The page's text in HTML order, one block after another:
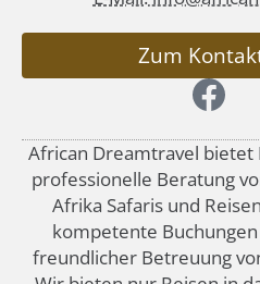
Zum
African Dreamtravel bietet
professionelle Beratung
Afrika Safaris und
kompetente
freundlicher Betreuung